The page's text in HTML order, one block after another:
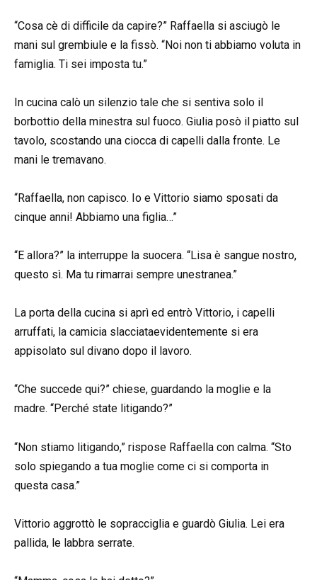
“Cosa cè di difficile da capire?” Raffaella si asciugò le
mani sul grembiule e la fissò. “Noi non ti abbiamo voluta in
famiglia. Ti sei imposta tu.”
In cucina calò un silenzio tale che si sentiva solo il
borbottio della minestra sul fuoco. Giulia posò il piatto sul
tavolo, scostando una ciocca di capelli dalla fronte. Le
mani le tremavano.
“Raffaella, non capisco. Io e Vittorio siamo sposati da
cinque anni! Abbiamo una figlia…”
“E allora?” la interruppe la suocera. “Lisa è sangue nostro,
questo sì. Ma tu rimarrai sempre unestranea.”
La porta della cucina si aprì ed entrò Vittorio, i capelli
arruffati, la camicia slacciataevidentemente si era
appisolato sul divano dopo il lavoro.
“Che succede qui?” chiese, guardando la moglie e la
madre. “Perché state litigando?”
“Non stiamo litigando,” rispose Raffaella con calma. “Sto
solo spiegando a tua moglie come ci si comporta in
questa casa.”
Vittorio aggrottò le sopracciglia e guardò Giulia. Lei era
pallida, le labbra serrate.